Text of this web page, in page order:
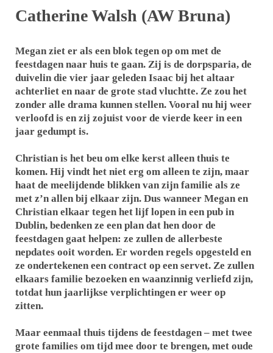
Catherine Walsh (AW Bruna)
Megan ziet er als een blok tegen op om met de
feestdagen naar huis te gaan. Zij is de dorpsparia, de
duivelin die vier jaar geleden Isaac bij het altaar
achterliet en naar de grote stad vluchtte. Ze zou het
zonder alle drama kunnen stellen. Vooral nu hij weer
verloofd is en zij zojuist voor de vierde keer in een
jaar gedumpt is.
Christian is het beu om elke kerst alleen thuis te
komen. Hij vindt het niet erg om alleen te zijn, maar
haat de meelijdende blikken van zijn familie als ze
met z’n allen bij elkaar zijn. Dus wanneer Megan en
Christian elkaar tegen het lijf lopen in een pub in
Dublin, bedenken ze een plan dat hen door de
feestdagen gaat helpen: ze zullen de allerbeste
nepdates ooit worden. Er worden regels opgesteld en
ze ondertekenen een contract op een servet. Ze zullen
elkaars familie bezoeken en waanzinnig verliefd zijn,
totdat hun jaarlijkse verplichtingen er weer op
zitten.
Maar eenmaal thuis tijdens de feestdagen – met twee
grote families om tijd mee door te brengen, met oude